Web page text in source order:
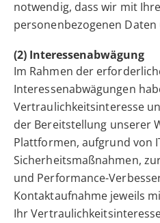
notwendig, dass wir mit
personenbezogenen Daten
(2) Interessenabwägung
Im Rahmen der
Interessenabwägungen
Vertraulichkeitsinteresse
der Bereitstellung unserer
Plattformen, aufgrund von
Sicherheitsmaßnahmen,
und Performance-
Kontaktaufnahme jeweils
Ihr